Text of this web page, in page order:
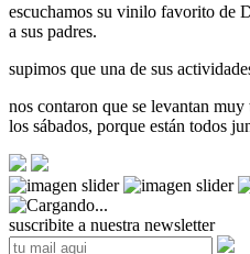
escuchamos su vinilo favorito de
a sus padres.
supimos que una de sus
nos contaron que se levantan
los sábados, porque están todos
suscribite a nuestra newsletter